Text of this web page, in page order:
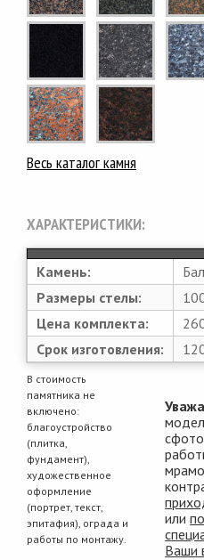
Весь каталог камня
ХАРАКТЕРИСТИКИ:
Камень:
Размеры стелы:
Цена комплекта:
Срок изготовления:
В стоимость
памятника не
включено:
благоустройство
(плитка,
фундамент),
художественное
оформление
(портрет, текст,
эпитафия), ограда и
работы по монтажу.
или
Ваши